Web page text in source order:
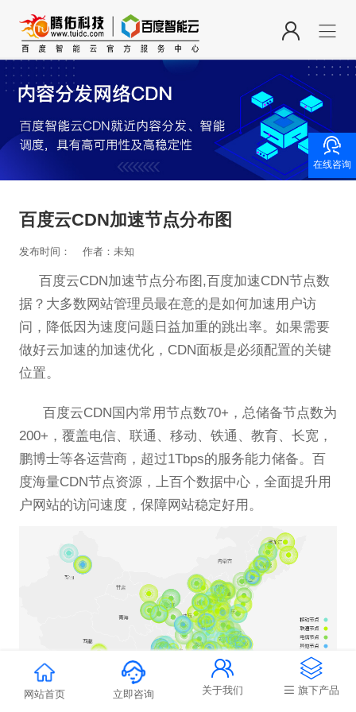
百度云CDN加速节点分布图
发布时间： 作者：未知
百度云CDN加速节点分布图,百度加速CDN节点数
据？大多数网站管理员最在意的是如何加速用户访
问，降低因为速度问题日益加重的跳出率。如果需要
做好云加速的加速优化，CDN面板是必须配置的关键
位置。
百度云CDN国内常用节点数70+，总储备节点数为
200+，覆盖电信、联通、移动、铁通、教育、长宽，
鹏博士等各运营商，超过1Tbps的服务能力储备。百
度海量CDN节点资源，上百个数据中心，全面提升用
户网站的访问速度，保障网站稳定好用。

在线咨询
网站首页 立即咨询

关于我们

旗下产品